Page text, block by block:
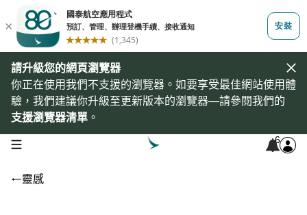
請升級您的網頁瀏覽器
你正在使用我們不支援的瀏覽器。如要享受最佳網站使用體
驗，我們建議你升級至更新版本的瀏覽器—請參閱我們的
支援瀏覽器清單 。
open navigation menu 6
靈感